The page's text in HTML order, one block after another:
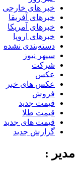
خبر های خارجی
خبرهای آفریقا
خبرهای آمریکا
خبرهای اروپا
دسته‌بندی نشده
سپهر نیوز
شرکت
عکس
عکس های خبر
فروش
قیمت جدید
قیمت طلا
قیمت های جدید
گزارش جدید
مدیر :